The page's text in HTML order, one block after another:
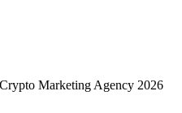
Marketing Agency 2026